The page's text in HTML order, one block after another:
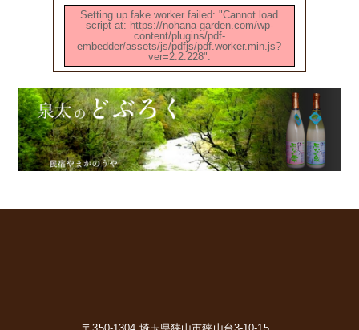
Setting up fake worker failed: "Cannot load
script at: https://nohana-garden.com/wp-
content/plugins/pdf-
embedder/assets/js/pdfjs/pdf.worker.min.js?
ver=2.2.228".